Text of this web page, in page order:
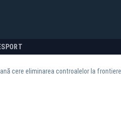
SPORT
cere eliminarea controalelor la